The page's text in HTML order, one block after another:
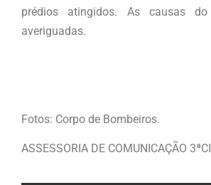
prédios atingidos. As causas
averiguadas.
Fotos: Corpo de Bombeiros.
ASSESSORIA DE COMUNICAÇÃO